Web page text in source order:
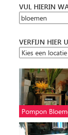
VUL HIERIN
VERFIJN HIER
Pompon